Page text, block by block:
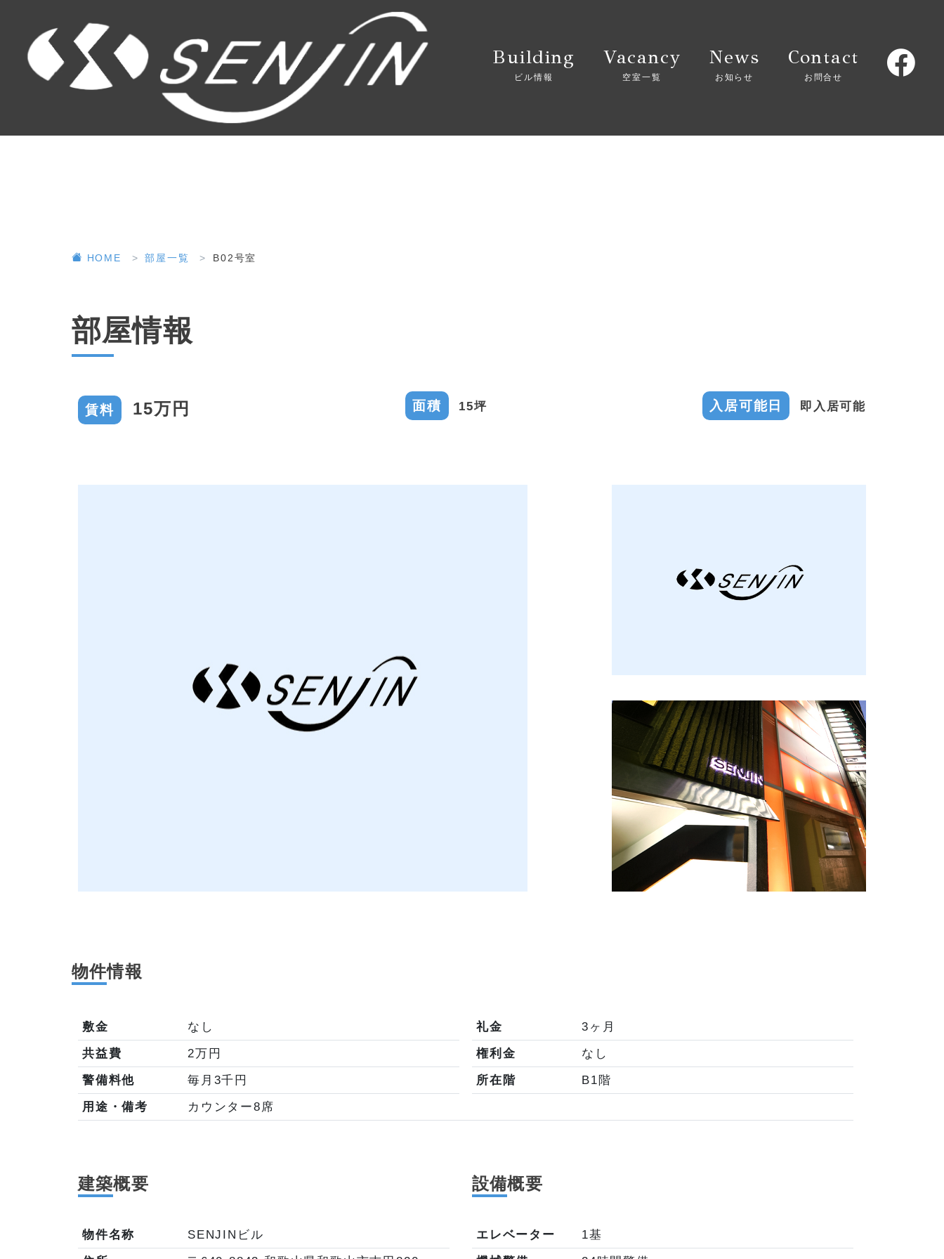
Building
ビル情報
Vacancy
空室一覧
News
お知らせ
Contact
お問合せ
HOME 部屋一覧 B02号室
部屋情報
賃料 15万円 面積 15坪 入居可能日 即入居可能
物件情報
敷金
なし
共益費
2万円
警備料他
毎月3千円
礼金
3ヶ月
権利金
なし
所在階
B1階
用途・備考
カウンター8席
建築概要
物件名称
SENJINビル
設備概要
エレベーター
1基